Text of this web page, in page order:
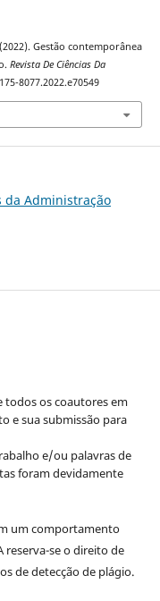
Gestão contemporânea
Revista De Ciências Da
8077.2022.e70549
da Administração
todos os coautores em
e sua submissão para
e/ou palavras de
foram devidamente
um comportamento
reserva-se o direito de
de detecção de plágio.